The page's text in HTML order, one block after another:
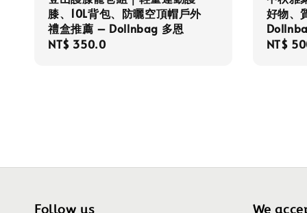
膝、10L背包、防曬空頂帽戶外
禮盒推薦 – Dollnbag 多恩
Regular
NT$ 350.0
好物、
NT$
Follow us We